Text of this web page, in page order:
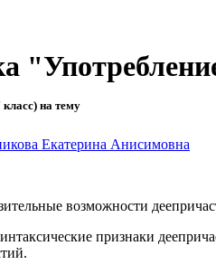
на тему
Екатерина Анисимовна
возможности
признаки